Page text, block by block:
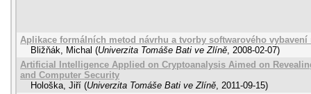
Aplikace formálních metod návrhu a tvorby softwarového vybavení
Bližňák, Michal (Univerzita Tomáše Bati ve Zlíně, 2008-02-07)
Artificial Intelligence Applied on Cryptoanalysis Aimed on
and Computer Security
Hološka, Jiří (Univerzita Tomáše Bati ve Zlíně, 2011-09-15)